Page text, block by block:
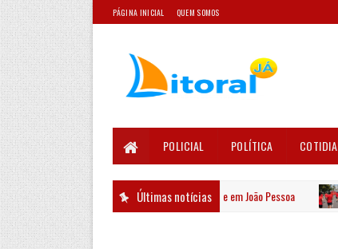
PÁGINA INICIAL QUEM SOMOS
POLICIAL POLÍTICA
Últimas notícias
por equipes ambientais no Rio Jaguaribe em João Pessoa